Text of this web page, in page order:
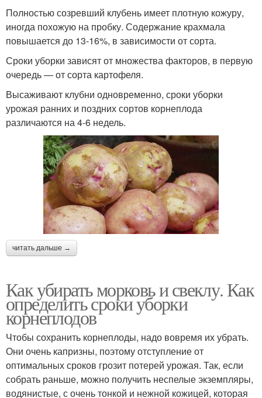
Полностью созревший клубень имеет плотную кожуру,
иногда похожую на пробку. Содержание крахмала
повышается до 13-16%, в зависимости от сорта.
Сроки уборки зависят от множества факторов, в первую
очередь — от сорта картофеля.
Высаживают клубни одновременно, сроки уборки
урожая ранних и поздних сортов корнеплода
различаются на 4-6 недель.
читать дальше →
Как убирать морковь и свеклу. Как
определить сроки уборки
корнеплодов
Чтобы сохранить корнеплоды, надо вовремя их убрать.
Они очень капризны, поэтому отступление от
оптимальных сроков грозит потерей урожая. Так, если
собрать раньше, можно получить неспелые экземпляры,
водянистые, с очень тонкой и нежной кожицей, которая